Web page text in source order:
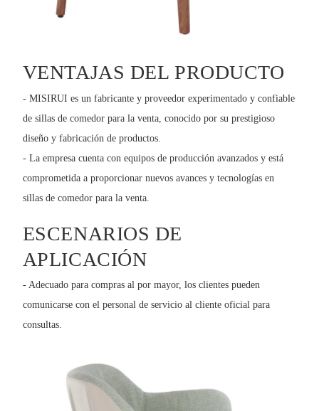
VENTAJAS DEL PRODUCTO
- MISIRUI es un fabricante y proveedor experimentado y confiable
de sillas de comedor para la venta, conocido por su prestigioso
diseño y fabricación de productos.
- La empresa cuenta con equipos de producción avanzados y está
comprometida a proporcionar nuevos avances y tecnologías en
sillas de comedor para la venta.
ESCENARIOS DE
APLICACIÓN
- Adecuado para compras al por mayor, los clientes pueden
comunicarse con el personal de servicio al cliente oficial para
consultas.